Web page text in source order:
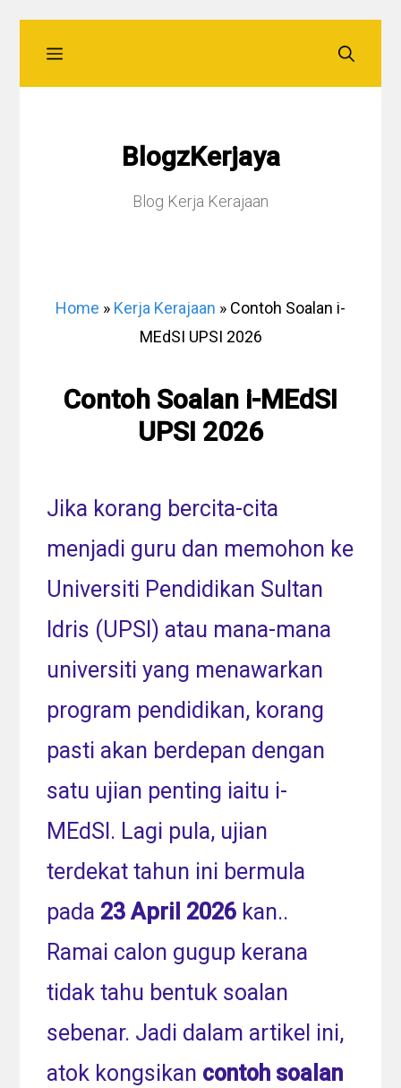
content
Menu
BlogzKerjaya
Blog Kerja Kerajaan
Home » Kerja Kerajaan » Contoh Soalan i-
MEdSI UPSI 2026
Contoh Soalan i-MEdSI
UPSI 2026
Jika korang bercita-cita
menjadi guru dan memohon ke
Universiti Pendidikan Sultan
Idris (UPSI) atau mana-mana
universiti yang menawarkan
program pendidikan, korang
pasti akan berdepan dengan
satu ujian penting iaitu i-
MEdSI. Lagi pula, ujian
terdekat tahun ini bermula
pada 23 April 2026 kan..
Ramai calon gugup kerana
tidak tahu bentuk soalan
sebenar. Jadi dalam artikel ini,
atok kongsikan contoh soalan